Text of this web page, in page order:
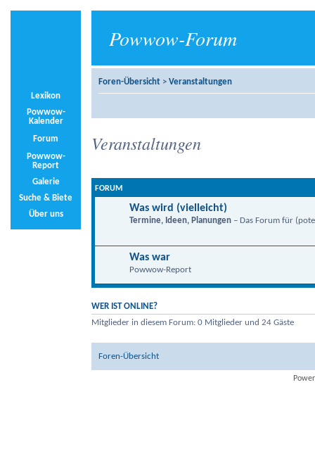
Powwow-Forum
Lexikon
Powwow-
Kalender
Forum
Powwow-
Report
Galerie
Suche & Biete
Über uns
Foren-Übersicht > Veranstaltungen
Veranstaltungen
FORUM
Was wird (vielleicht)
Termine, Ideen, Planungen – Das Forum für
Was war
Powwow-Report
WER IST ONLINE?
Mitglieder in diesem Forum: 0 Mitglieder und 24 Gäste
Foren-Übersicht